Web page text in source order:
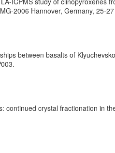
2006 Hannover, Germany, 25-
between basalts of
continued crystal fractionation in